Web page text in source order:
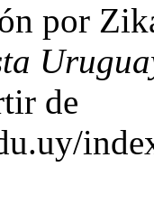
por
de